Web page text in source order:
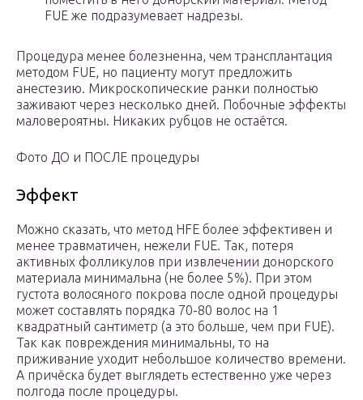
FUE же подразумевает надрезы.
Процедура менее болезненна, чем трансплантация
методом FUE, но пациенту могут предложить
анестезию. Микроскопические ранки полностью
заживают через несколько дней. Побочные эффекты
маловероятны. Никаких рубцов не остаётся.
Фото ДО и ПОСЛЕ процедуры
Эффект
Можно сказать, что метод HFE более эффективен и
менее травматичен, нежели FUE. Так, потеря
активных фолликулов при извлечении донорского
материала минимальна (не более 5%). При этом
густота волосяного покрова после одной процедуры
может составлять порядка 70-80 волос на 1
квадратный сантиметр (а это больше, чем при FUE).
Так как повреждения минимальны, то на
приживание уходит небольшое количество времени.
А причёска будет выглядеть естественно уже через
полгода после процедуры.